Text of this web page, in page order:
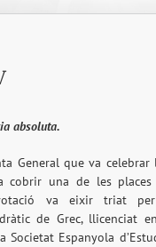
absoluta.
General que va celebrar
cobrir una de les places
va eixir triat
de Grec, llicenciat
Espanyola